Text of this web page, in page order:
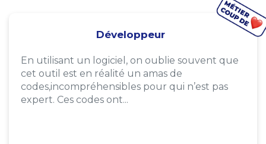
Développeur
En utilisant un logiciel, on oublie souvent que
cet outil est en réalité un amas de
codes,incompréhensibles pour qui n’est pas
expert. Ces codes ont...